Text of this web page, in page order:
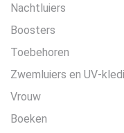
Nachtluiers
Boosters
Toebehoren
Zwemluiers en UV-
Vrouw
Boeken